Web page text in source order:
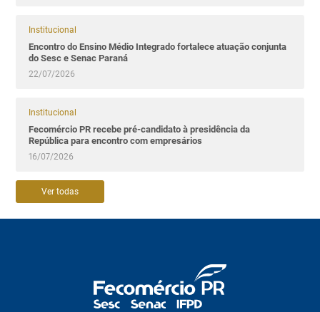
Institucional
Encontro do Ensino Médio Integrado fortalece atuação conjunta
do Sesc e Senac Paraná
22/07/2026
Institucional
Fecomércio PR recebe pré-candidato à presidência da
República para encontro com empresários
16/07/2026
Ver todas